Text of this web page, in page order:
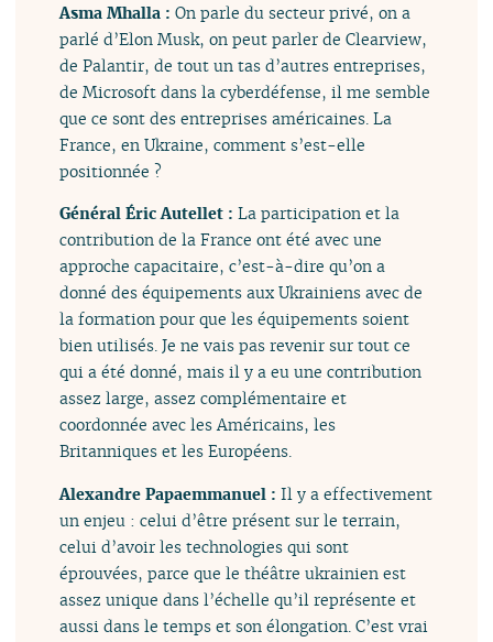
Asma Mhalla :On parle du secteur privé, on a
parlé d’Elon Musk, on peut parler de Clearview,
de Palantir, de tout un tas d’autres entreprises,
de Microsoft dans la cyberdéfense, il me semble
que ce sont des entreprises américaines. La
France, en Ukraine, comment s’est-elle
positionnée ?
Général Éric Autellet :La participation et la
contribution de la France ont été avec une
approche capacitaire, c’est-à-dire qu’on a
donné des équipements aux Ukrainiens avec de
la formation pour que les équipements soient
bien utilisés. Je ne vais pas revenir sur tout ce
qui a été donné, mais il y a eu une contribution
assez large, assez complémentaire et
coordonnée avec les Américains, les
Britanniques et les Européens.
Alexandre Papaemmanuel :Il y a effectivement
un enjeu : celui d’être présent sur le terrain,
celui d’avoir les technologies qui sont
éprouvées, parce que le théâtre ukrainien est
assez unique dans l’échelle qu’il représente et
aussi dans le temps et son élongation. C’est vrai